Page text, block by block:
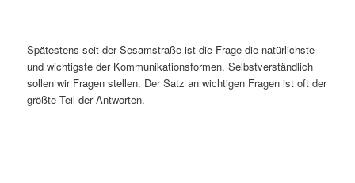
Spätestens seit der Sesamstraße ist die Frage die natürlichste
und wichtigste der Kommunikationsformen. Selbstverständlich
sollen wir Fragen stellen. Der Satz an wichtigen Fragen ist oft der
größte Teil der Antworten.